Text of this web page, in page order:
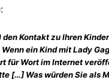
Kontakt zu Ihren
ein Kind mit Lady
für Wort im Internet
[…] Was würden Sie als